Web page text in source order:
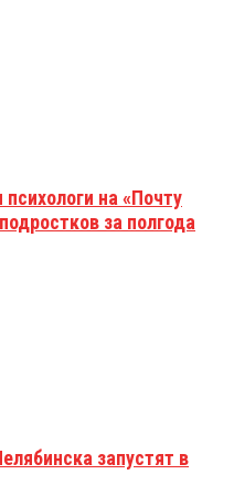
на «Почту
за полгода
запустят в